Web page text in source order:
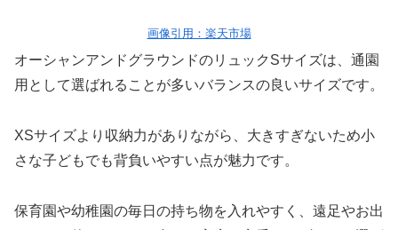
画像引用：楽天市場
オーシャンアンドグラウンドのリュックSサイズは、通園
用として選ばれることが多いバランスの良いサイズです。
XSサイズより収納力がありながら、大きすぎないため小
さな子どもでも背負いやすい点が魅力です。
保育園や幼稚園の毎日の持ち物を入れやすく、遠足やお出